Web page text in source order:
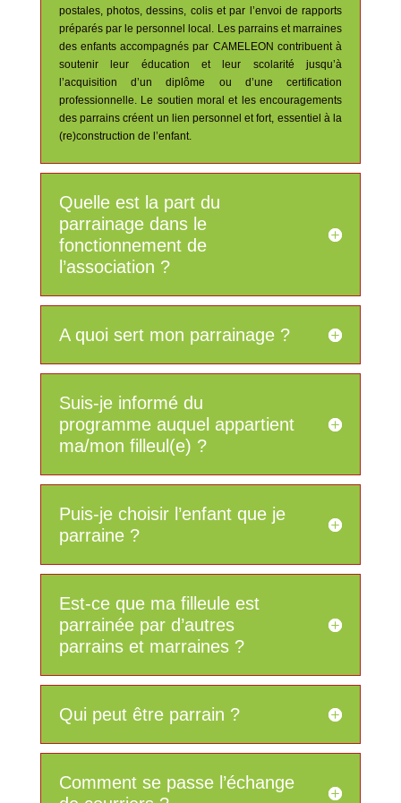
postales, photos, dessins, colis et par l’envoi de rapports
préparés par le personnel local. Les parrains et marraines
des enfants accompagnés par CAMELEON contribuent à
soutenir leur éducation et leur scolarité jusqu’à
l’acquisition d’un diplôme ou d’une certification
professionnelle. Le soutien moral et les encouragements
des parrains créent un lien personnel et fort, essentiel à la
(re)construction de l’enfant.
Quelle est la part du
parrainage dans le
fonctionnement de
l’association ?
A quoi sert mon parrainage ?
Suis-je informé du
programme auquel appartient
ma/mon filleul(e) ?
Puis-je choisir l’enfant que je
parraine ?
Est-ce que ma filleule est
parrainée par d’autres
parrains et marraines ?
Qui peut être parrain ?
Comment se passe l’échange